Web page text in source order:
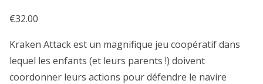
€32.00
Kraken Attack est un magnifique jeu coopératif dans
lequel les enfants (et leurs parents !) doivent
coordonner leurs actions pour défendre le navire